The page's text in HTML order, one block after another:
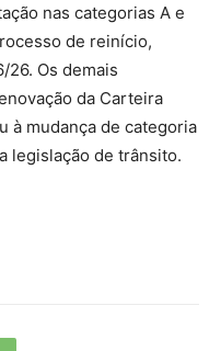
nas categorias A e
de reinício,
26. Os demais
da Carteira
à mudança de categoria
legislação de trânsito.